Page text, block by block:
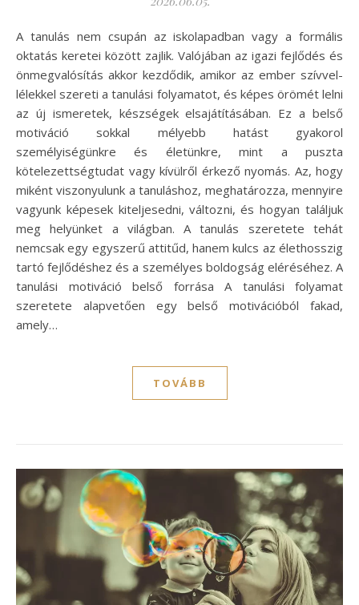
A tanulás nem csupán az iskolapadban vagy a formális
oktatás keretei között zajlik. Valójában az igazi fejlődés és
önmegvalósítás akkor kezdődik, amikor az ember szívvel-
lélekkel szereti a tanulási folyamatot, és képes örömét lelni
az új ismeretek, készségek elsajátításában. Ez a belső
motiváció sokkal mélyebb hatást gyakorol
személyiségünkre és életünkre, mint a puszta
kötelezettségtudat vagy kívülről érkező nyomás. Az, hogy
miként viszonyulunk a tanuláshoz, meghatározza, mennyire
vagyunk képesek kiteljesedni, változni, és hogyan találjuk
meg helyünket a világban. A tanulás szeretete tehát
nemcsak egy egyszerű attitűd, hanem kulcs az élethosszig
tartó fejlődéshez és a személyes boldogság eléréséhez. A
tanulási motiváció belső forrása A tanulási folyamat
szeretete alapvetően egy belső motivációból fakad,
amely…
TOVÁBB